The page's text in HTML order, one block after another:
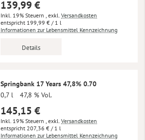
139,99 €
Inkl. 19% Steuern , exkl. Versandkosten
199,99 € / 1 l
Informationen zur Lebensmittel Kennzeichnung
Details
Springbank 17 Years 47,8% 0.70
0,7 l
47,8 % Vol.
145,15 €
Inkl. 19% Steuern , exkl. Versandkosten
207,36 € / 1 l
Informationen zur Lebensmittel Kennzeichnung